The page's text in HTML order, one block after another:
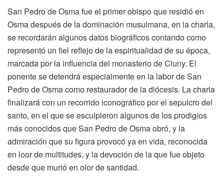
San Pedro de Osma fue el primer obispo que residió en
Osma después de la dominación musulmana, en la charla,
se recordarán algunos datos biográficos contando como
representó un fiel reflejo de la espiritualidad de su época,
marcada por la influencia del monasterio de Cluny. El
ponente se detendrá especialmente en la labor de San
Pedro de Osma como restaurador de la diócesis. La charla
finalizará con un recorrido iconográfico por el sepulcro del
santo, en el que se esculpieron algunos de los prodigios
más conocidos que San Pedro de Osma obró, y la
admiración que su figura provocó ya en vida, reconocida
en loor de multitudes, y la devoción de la que fue objeto
desde que murió en olor de santidad.